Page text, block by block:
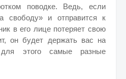
поводке. Ведь, если
свободу» и отправится к
в его лице потеряет свою
он будет держать вас на
для этого самые разные